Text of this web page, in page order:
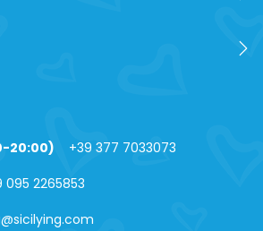
20:00) +39 377 7033073
095 2265853